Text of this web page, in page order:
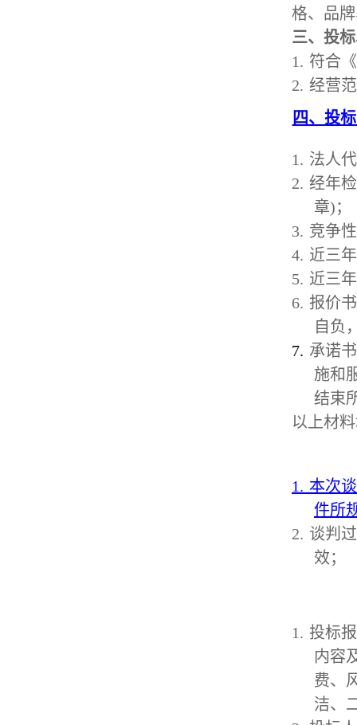
格、品
三、投
1. 符合
2. 经营
四、投
1. 法人
2. 经年
章)；
3. 竞争
4. 近三
5. 近三
6. 报价
自负
7. 承诺
施和
结束
以上材
1. 本次
件所
2. 谈判
效；
1. 投标
内容
费、
洁、